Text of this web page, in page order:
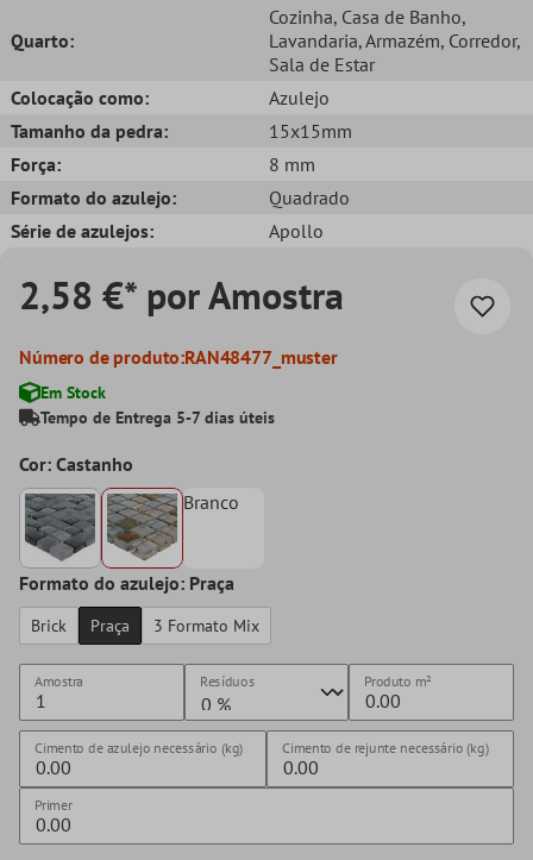
Quarto:
Cozinha, Casa de Banho,
Lavandaria, Armazém, Corredor,
Sala de Estar
Colocação como:
Azulejo
Tamanho da pedra:
15x15mm
Força:
8 mm
Formato do azulejo:
Quadrado
Série de azulejos:
Apollo
2,58 €* por Amostra
Número de produto:RAN48477_muster
Em Stock
Tempo de Entrega 5-7 dias úteis
Cor: Castanho
Branco
Formato do azulejo: Praça
Brick Praça 3 Formato Mix
Amostra Resíduos Produto m²
Cimento de azulejo necessário (kg) Cimento de rejunte necessário (kg)
Primer